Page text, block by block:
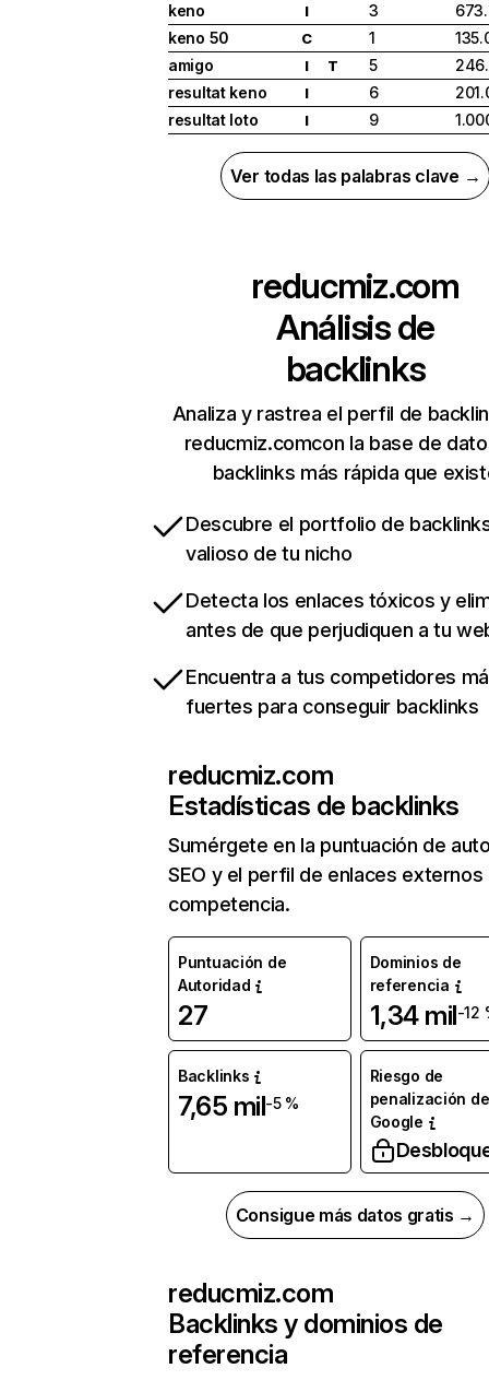
keno
I 3
keno 50
C 1
amigo
I T 5
resultat keno
I 6
resultat loto
I 9
Ver todas las palabras clave →
reducmiz.com
Análisis de
backlinks
Analiza y rastrea el perfil de
reducmiz.comcon la base de
backlinks más rápida que
Descubre el portfolio de
valioso de tu nicho
Detecta los enlaces tóxicos y
antes de que perjudiquen a tu
Encuentra a tus competidores
fuertes para conseguir backlinks
reducmiz.com
Estadísticas de backlinks
Sumérgete en la puntuación de
SEO y el perfil de enlaces externos
competencia.
Puntuación de
Autoridad
27
Dominios de
referencia
1,34 mil-12
Backlinks
7,65 mil-5 %
Riesgo de
penalización de
Google
Consigue más datos gratis →
reducmiz.com
Backlinks y dominios de
referencia